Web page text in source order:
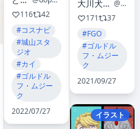
116
42
#コスナビ
#城山スタ
ジオ
#カイ
#ゴルドル
フ・ムジー
ク
2022/07/27
大川犬威@けもケット16 B-52
@inuiookawa
171
37
#FGO
#ゴルドル
フ・ムジー
ク
2021/09/27
イラスト